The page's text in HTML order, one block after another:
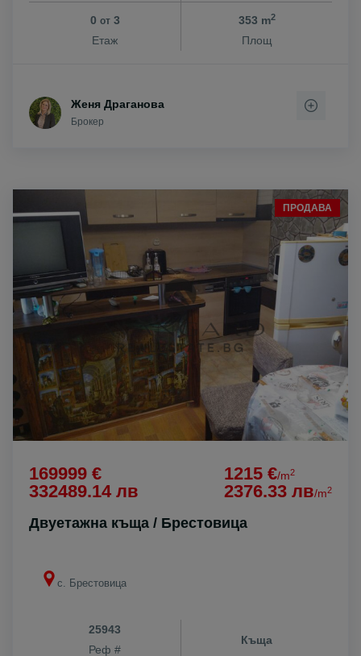
0 от3
Етаж
353 m2
Площ
Женя Драганова
Брокер
ПРОДАВА
169999 €
332489.14 лв
1215 €/m2
2376.33 лв/m2
Двуетажна къща / Брестовица
с. Брестовица
25943
Реф #
Къща